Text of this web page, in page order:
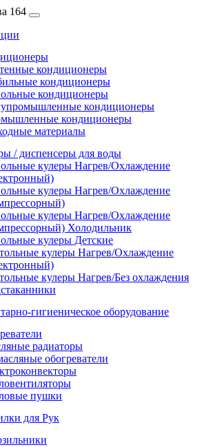
164
кондиционеры
кондиционеры
кондиционеры
кондиционеры
кондиционеры
материалы
/ диспенсеры для воды
кулеры Нагрев/Охлаждение
кулеры Нагрев/Охлаждение
кулеры Нагрев/Охлаждение
Холодильник
кулеры Детские
кулеры Нагрев/Охлаждение
кулеры Нагрев/Без охлаждения
гигиеническое оборудование
радиаторы
обогреватели
пушки
для Рук